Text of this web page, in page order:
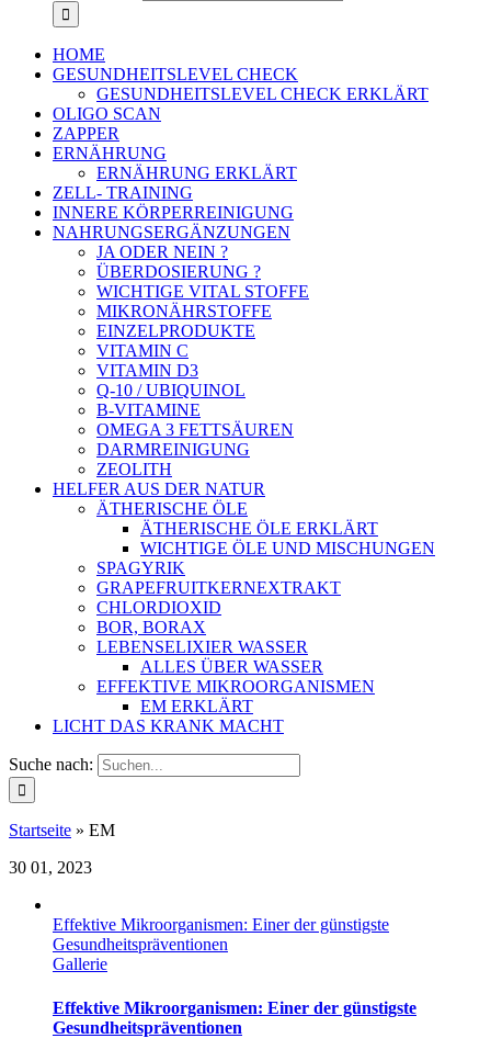
HOME
GESUNDHEITSLEVEL CHECK
GESUNDHEITSLEVEL CHECK ERKLÄRT
OLIGO SCAN
ZAPPER
ERNÄHRUNG
ERNÄHRUNG ERKLÄRT
ZELL- TRAINING
INNERE KÖRPERREINIGUNG
NAHRUNGSERGÄNZUNGEN
JA ODER NEIN ?
ÜBERDOSIERUNG ?
WICHTIGE VITAL STOFFE
MIKRONÄHRSTOFFE
EINZELPRODUKTE
VITAMIN C
VITAMIN D3
Q-10 / UBIQUINOL
B-VITAMINE
OMEGA 3 FETTSÄUREN
DARMREINIGUNG
ZEOLITH
HELFER AUS DER NATUR
ÄTHERISCHE ÖLE
ÄTHERISCHE ÖLE ERKLÄRT
WICHTIGE ÖLE UND MISCHUNGEN
SPAGYRIK
GRAPEFRUITKERNEXTRAKT
CHLORDIOXID
BOR, BORAX
LEBENSELIXIER WASSER
ALLES ÜBER WASSER
EFFEKTIVE MIKROORGANISMEN
EM ERKLÄRT
LICHT DAS KRANK MACHT
Suche nach:
Startseite » EM
30 01, 2023
Effektive Mikroorganismen: Einer der günstigste
Gesundheitspräventionen
Gallerie
Effektive Mikroorganismen: Einer der günstigste
Gesundheitspräventionen